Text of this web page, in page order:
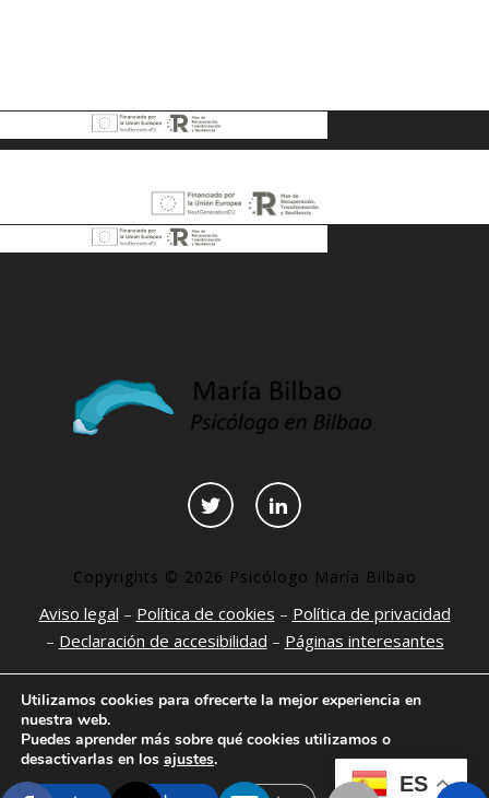
Copyrights © 2026 Psicólogo María Bilbao
Aviso legal – Política de cookies – Política de privacidad
– Declaración de accesibilidad – Páginas interesantes
ES
Utilizamos cookies para ofrecerte la mejor experiencia en
nuestra web.
Puedes aprender más sobre qué cookies utilizamos o
desactivarlas en los ajustes.